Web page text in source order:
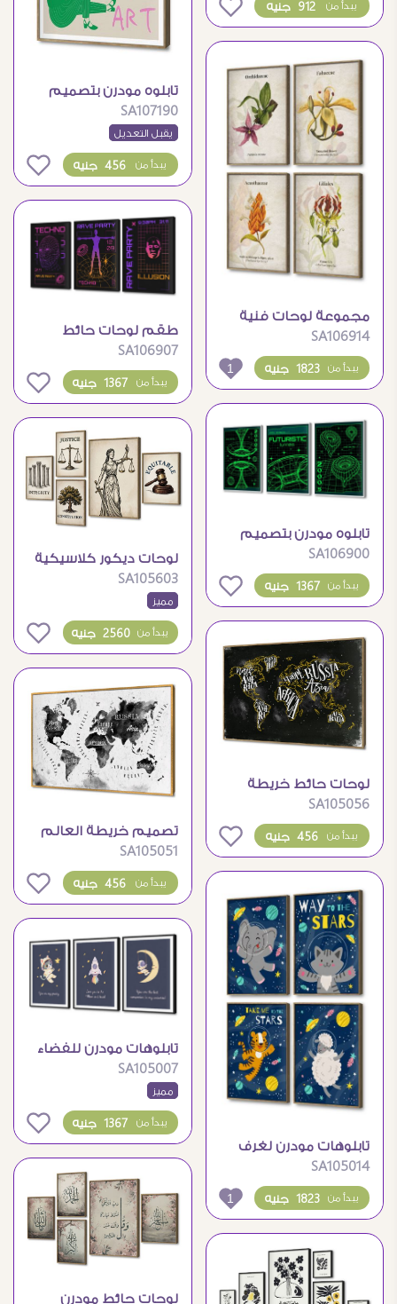
912 جنيه يبدأ من 0
تابلوه مودرن بتصميم
فني وعبارة ملهمة
SA107190
يقبل التعديل
456 جنيه يبدأ من 0
مجموعة لوحات فنية
لرسومات النباتات
الكلاسيكية
SA106914
1823 جنيه يبدأ من 1
طقم لوحات حائط
مودرن بتصميم تكنو
ديجيتال
SA106907
1367 جنيه يبدأ من
تابلوه مودرن بتصميم
انفاق مستقبلية رقمية
جذابة
SA106900
1367 جنيه يبدأ من
لوحات ديكور كلاسيكية
تعبر عن العدالة
والقانون
SA105603
مميز
2560 جنيه يبدأ من
لوحات حائط خريطة
العالم بأسلوب
التيبوغرافى المودرن
SA105056
456 جنيه يبدأ من 0
تصميم خريطة العالم
بالأبيض والأسود لوحات
حائط مودرن
SA105051
456 جنيه يبدأ من 0
تابلوهات مودرن لغرف
الأطفال بتصاميم فضاء
كرتونية
SA105014
1823 جنيه يبدأ من 1
تابلوهات مودرن للفضاء
والقطط لغرف الأطفال
المبدعين
SA105007
مميز
1367 جنيه يبدأ من
لوحات حائط مودرن